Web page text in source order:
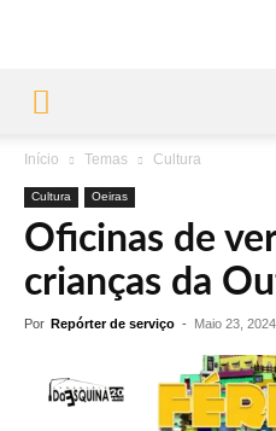
Início Temas Cultura
Cultura Oeiras
Oficinas de
crianças da
Por Repórter de serviço - Maio 23, 2024